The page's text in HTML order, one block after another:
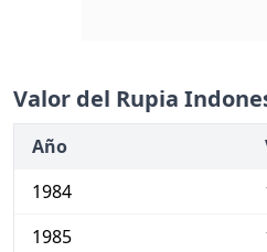
Valor del Rupia
Año
1984
1985